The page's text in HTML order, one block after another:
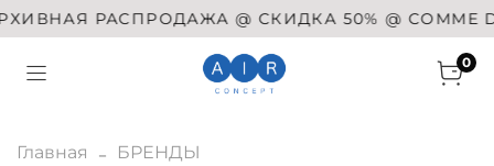
РАСПРОДАЖА @ СКИДКА 50% @ COMME DES
0
Главная БРЕНДЫ